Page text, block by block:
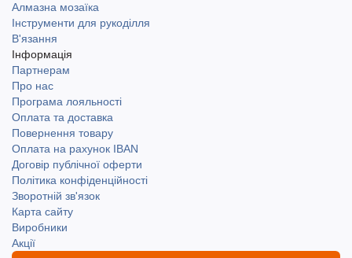
Алмазна мозаїка
Інструменти для рукоділля
В'язання
Інформація
Партнерам
Про нас
Програма лояльності
Оплата та доставка
Повернення товару
Оплата на рахунок IBAN
Договір публічної оферти
Політика конфіденційності
Зворотній зв'язок
Карта сайту
Виробники
Акції